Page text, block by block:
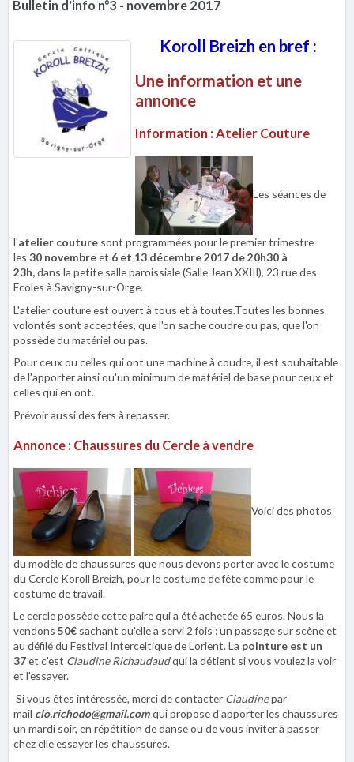
Bulletin d'info n°3 - novembre 2017
Koroll Breizh en bref :
Une information et une
annonce
Information : Atelier Couture
Les séances de
l'atelier couture sont programmées pour le premier trimestre
les 30 novembreet 6 et 13 décembre 2017 de 20h30 à
23h,dans la petite salle paroissiale (Salle Jean XXIII), 23 rue des
Ecoles à Savigny-sur-Orge.
L'atelier couture est ouvert à tous et à toutes.Toutes les bonnes
volontés sont acceptées, que l'on sache coudre ou pas, que l'on
possède du matériel ou pas.
Pour ceux ou celles qui ont une machine à coudre, il est souhaitable
de l'apporter ainsi qu'un minimum de matériel de base pour ceux et
celles qui en ont.
Prévoir aussi des fers à repasser.
Annonce : Chaussures du Cercle à vendre
Voici des photos
du modèle de chaussures que nous devons porter avec le costume
du Cercle Koroll Breizh, pour le costume de fête comme pour le
costume de travail.
Le cercle possède cette paire qui a été achetée 65 euros. Nous la
vendons 50€ sachant qu'elle a servi 2 fois : un passage sur scène et
au défilé du Festival Interceltique de Lorient. La pointure est un
37et c'est Claudine Richaudaudqui la détient si vous voulez la voir
et l'essayer.
Si vous êtes intéressée, merci de contacter Claudinepar
mail clo.richodo@gmail.comqui propose d'apporter les chaussures
un mardi soir, en répétition de danse ou de vous inviter à passer
chez elle essayer les chaussures.